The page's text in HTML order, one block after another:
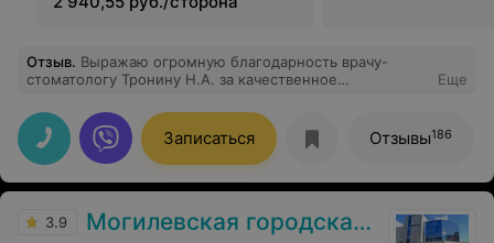
Отзыв. Выражаю огромную благодарность врачу-
стоматологу Тронину Н.А. за качественное
Вам за подаренную возможность снова улыбаться!
Еще
Записаться Отзывы186
3.9 Могилевская городская больница скорой медицинской помощи